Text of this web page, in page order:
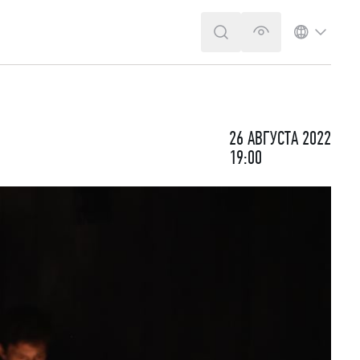
ПОИСКВЕРСИЯ ДЛЯ
ЯЗЫК
26 АВГУСТА 2022
19:00